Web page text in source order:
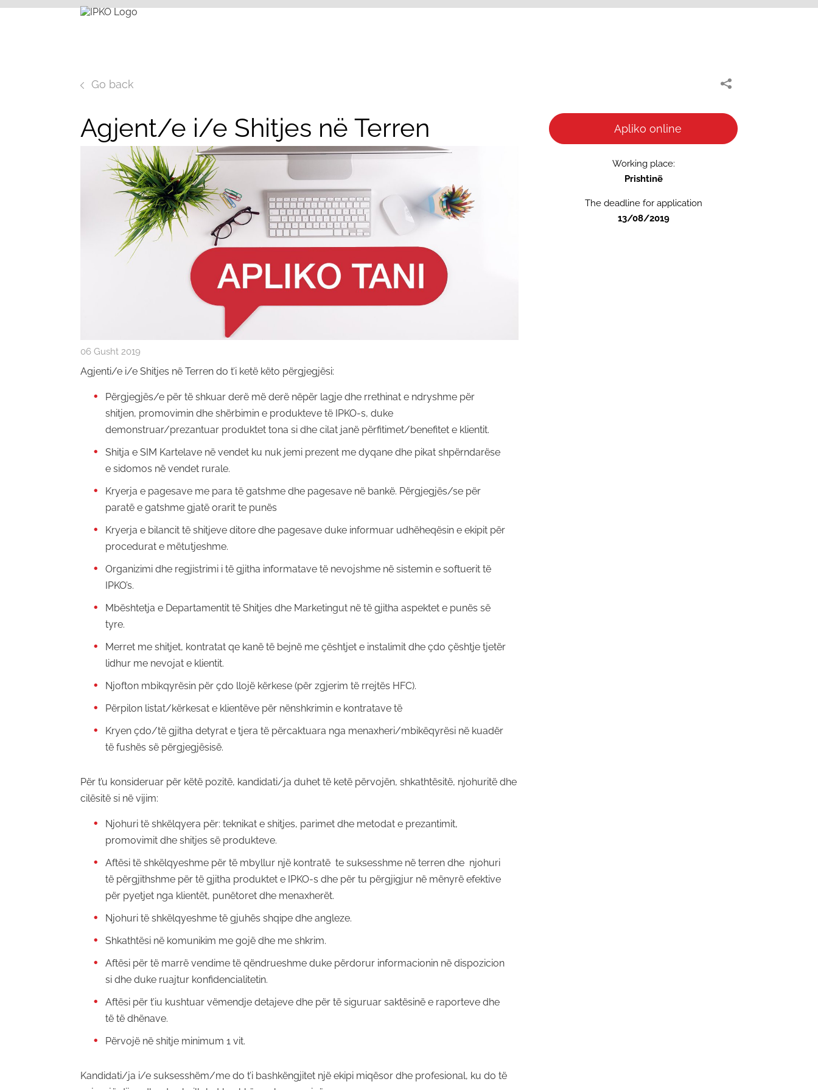
Go back
Agjent/e i/e Shitjes në Terren
06 Gusht 2019
Agjenti/e i/e Shitjes në Terren do t’i ketë këto përgjegjësi:
Përgjegjës/e për të shkuar derë më derë nëpër lagje dhe rrethinat e ndryshme për
shitjen, promovimin dhe shërbimin e produkteve të IPKO-s, duke
demonstruar/prezantuar produktet tona si dhe cilat janë përfitimet/benefitet e klientit.
Shitja e SIM Kartelave në vendet ku nuk jemi prezent me dyqane dhe pikat shpërndarëse
e sidomos në vendet rurale.
Kryerja e pagesave me para të gatshme dhe pagesave në bankë. Përgjegjës/se për
paratë e gatshme gjatë orarit te punës
Kryerja e bilancit të shitjeve ditore dhe pagesave duke informuar udhëheqësin e ekipit për
procedurat e mëtutjeshme.
Organizimi dhe regjistrimi i të gjitha informatave të nevojshme në sistemin e softuerit të
IPKO’s.
Mbështetja e Departamentit të Shitjes dhe Marketingut në të gjitha aspektet e punës së
tyre.
Merret me shitjet, kontratat qe kanë të bejnë me çështjet e instalimit dhe çdo çështje tjetër
lidhur me nevojat e klientit.
Njofton mbikqyrësin për çdo llojë kërkese (për zgjerim të rrejtës HFC).
Përpilon listat/kërkesat e klientëve për nënshkrimin e kontratave të
Kryen çdo/të gjitha detyrat e tjera të përcaktuara nga menaxheri/mbikëqyrësi në kuadër
të fushës së përgjegjësisë.
Për t’u konsideruar për këtë pozitë, kandidati/ja duhet të ketë përvojën, shkathtësitë, njohuritë dhe
cilësitë si në vijim:
Njohuri të shkëlqyera për: teknikat e shitjes, parimet dhe metodat e prezantimit,
promovimit dhe shitjes së produkteve.
Aftësi të shkëlqyeshme për të mbyllur një kontratë te suksesshme në terren dhe njohuri
të përgjithshme për të gjitha produktet e IPKO-s dhe për tu përgjigjur në mënyrë efektive
për pyetjet nga klientët, punëtoret dhe menaxherët.
Njohuri të shkëlqyeshme të gjuhës shqipe dhe angleze.
Shkathtësi në komunikim me gojë dhe me shkrim.
Aftësi për të marrë vendime të qëndrueshme duke përdorur informacionin në dispozicion
si dhe duke ruajtur konfidencialitetin.
Aftësi për t’iu kushtuar vëmendje detajeve dhe për të siguruar saktësinë e raporteve dhe
të të dhënave.
Përvojë në shitje minimum 1 vit.
Kandidati/ja i/e suksesshëm/me do t’i bashkëngjitet një ekipi miqësor dhe profesional, ku do të
Apliko online
Working place:
Prishtinë
The deadline for application
13/08/2019